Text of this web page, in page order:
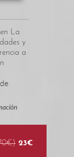
La
y
a
23€